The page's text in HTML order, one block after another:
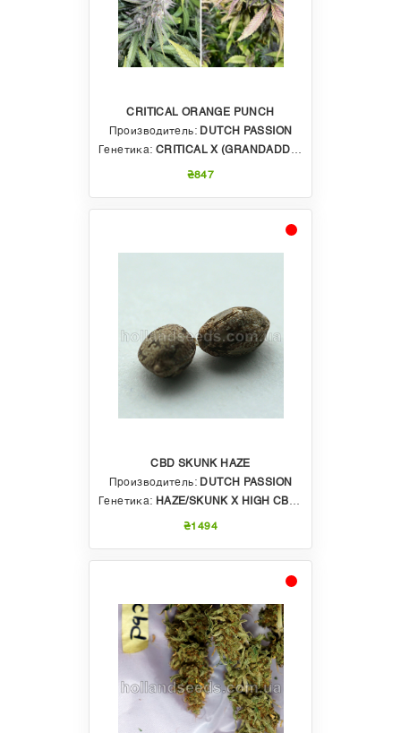
CRITICAL ORANGE PUNCH
Производитель: DUTCH PASSION
Генетика: CRITICAL X (GRANDADDY PURPS X ORANGE BUD)
₴847
CBD SKUNK HAZE
Производитель: DUTCH PASSION
Генетика: HAZE/SKUNK X HIGH CBD VARIETY
₴1494